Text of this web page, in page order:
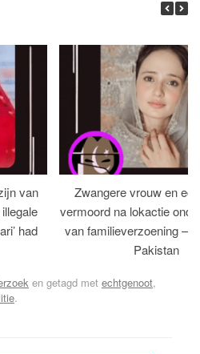
van
had
Zwangere vrouw en
vermoord na lokactie
van familieverzoening –
Pakistan
en getagd met echtgenoot,
.